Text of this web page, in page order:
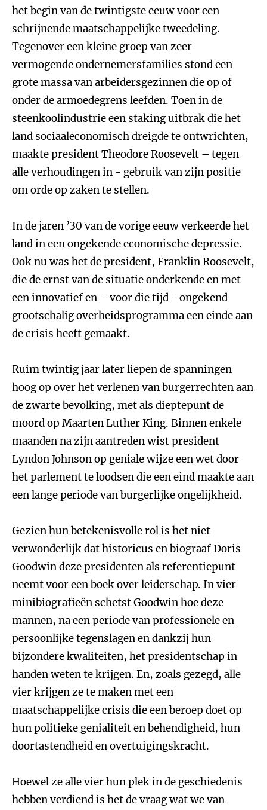
het begin van de twintigste eeuw voor een
schrijnende maatschappelijke tweedeling.
Tegenover een kleine groep van zeer
vermogende ondernemersfamilies stond een
grote massa van arbeidersgezinnen die op of
onder de armoedegrens leefden. Toen in de
steenkoolindustrie een staking uitbrak die het
land sociaaleconomisch dreigde te ontwrichten,
maakte president Theodore Roosevelt – tegen
alle verhoudingen in - gebruik van zijn positie
om orde op zaken te stellen.
In de jaren ’30 van de vorige eeuw verkeerde het
land in een ongekende economische depressie.
Ook nu was het de president, Franklin Roosevelt,
die de ernst van de situatie onderkende en met
een innovatief en – voor die tijd - ongekend
grootschalig overheidsprogramma een einde aan
de crisis heeft gemaakt.
Ruim twintig jaar later liepen de spanningen
hoog op over het verlenen van burgerrechten aan
de zwarte bevolking, met als dieptepunt de
moord op Maarten Luther King. Binnen enkele
maanden na zijn aantreden wist president
Lyndon Johnson op geniale wijze een wet door
het parlement te loodsen die een eind maakte aan
een lange periode van burgerlijke ongelijkheid.
Gezien hun betekenisvolle rol is het niet
verwonderlijk dat historicus en biograaf Doris
Goodwin deze presidenten als referentiepunt
neemt voor een boek over leiderschap. In vier
minibiografieën schetst Goodwin hoe deze
mannen, na een periode van professionele en
persoonlijke tegenslagen en dankzij hun
bijzondere kwaliteiten, het presidentschap in
handen weten te krijgen. En, zoals gezegd, alle
vier krijgen ze te maken met een
maatschappelijke crisis die een beroep doet op
hun politieke genialiteit en behendigheid, hun
doortastendheid en overtuigingskracht.
Hoewel ze alle vier hun plek in de geschiedenis
hebben verdiend is het de vraag wat we van